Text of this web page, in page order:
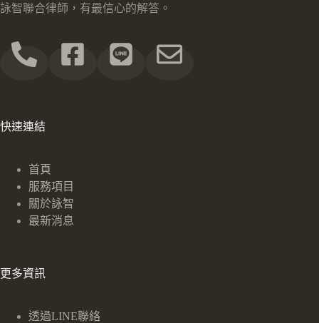
詠智聯合律師，有最信心的解答。
快速連結
首頁
服務項目
關於詠智
最新消息
更多資訊
透過LINE聯絡